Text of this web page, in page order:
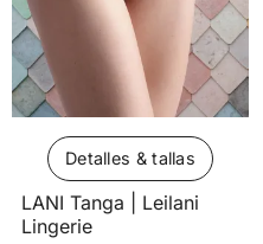
Detalles & tallas
LANI Tanga | Leilani
Lingerie